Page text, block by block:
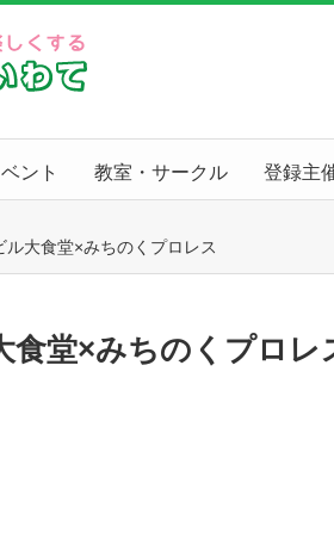
ント 教室・サークル 登録主
ル大食堂×みちのくプロレス
食堂×みちのくプロレ